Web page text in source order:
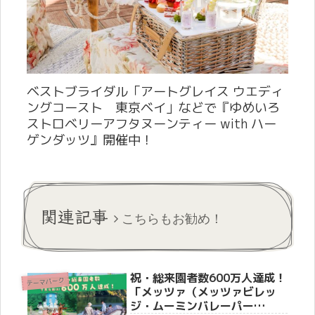
ベストブライダル「アートグレイス ウエディ
ングコースト 東京ベイ」などで『ゆめいろ
ストロベリーアフタヌーンティー with ハー
ゲンダッツ』開催中！
関連記事 こちらもお勧め！
テーマパーク
祝・総来園者数600万人達成！
「メッツァ（メッツァビレッ
ジ・ムーミンバレーパー